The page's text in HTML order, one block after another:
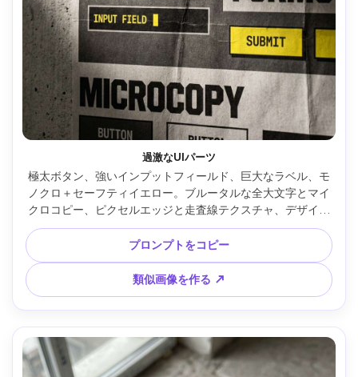
過激なUIパーツ
極太ボタン、強いインプットフィールド、巨大なラベル、モ
ノクロ＋セーフティイエロー。ブルータルな全大文字とマイ
クロコピー、ピクセルエッジと走査線テクスチャ、デザイン
システムポスター風に壁にピン留め、Canon EOS R5、
70mm、横側光、シャープフォーカス、紙のリアルさ --ar
4:5
プロンプトをコピー
類似画像を作る ↗